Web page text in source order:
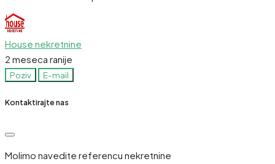
House nekretnine
2 meseca ranije
Poziv E-mail
Kontaktirajte nas
Molimo navedite referencu nekretnine